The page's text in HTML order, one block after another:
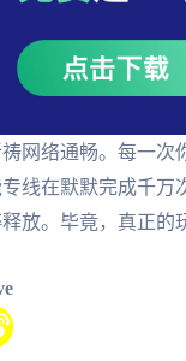
网络通畅。每一
线在默默完成千
放。毕竟，真正的